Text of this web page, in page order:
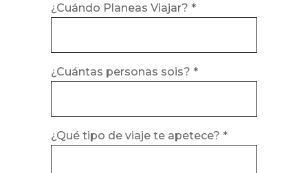
¿Cuándo Planeas Viajar? *
¿Cuántas personas sois? *
¿Qué tipo de viaje te apetece? *